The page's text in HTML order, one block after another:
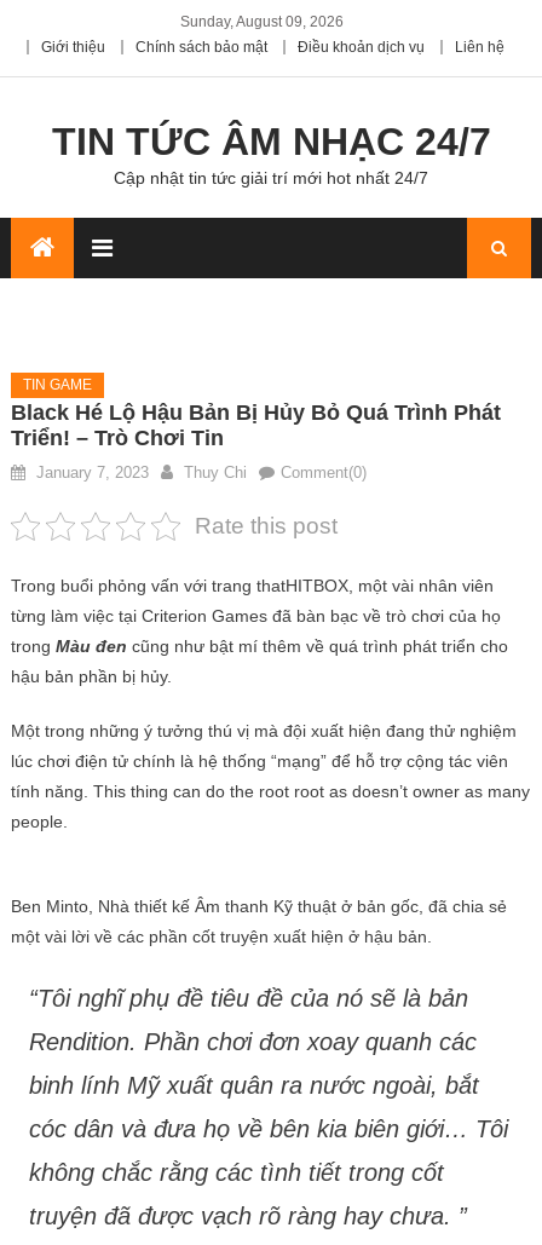
Sunday, August 09, 2026
Giới thiệu
Chính sách bảo mật Điều khoản dịch vụ Liên hệ
TIN TỨC ÂM NHẠC 24/7
Cập nhật tin tức giải trí mới hot nhất 24/7
TIN GAME
Black Hé Lộ Hậu Bản Bị Hủy Bỏ Quá Trình Phát
Triển! – Trò Chơi Tin
January 7, 2023 Thuy Chi Comment(0)
Rate this post
Trong buổi phỏng vấn với trang thatHITBOX, một vài nhân viên
từng làm việc tại Criterion Games đã bàn bạc về trò chơi của họ
trong Màu đen cũng như bật mí thêm về quá trình phát triển cho
hậu bản phần bị hủy.
Một trong những ý tưởng thú vị mà đội xuất hiện đang thử nghiệm
lúc chơi điện tử chính là hệ thống “mạng” để hỗ trợ cộng tác viên
tính năng. This thing can do the root root as doesn’t owner as many
people.
Ben Minto, Nhà thiết kế Âm thanh Kỹ thuật ở bản gốc, đã chia sẻ
một vài lời về các phần cốt truyện xuất hiện ở hậu bản.
“Tôi nghĩ phụ đề tiêu đề của nó sẽ là bản
Rendition. Phần chơi đơn xoay quanh các
binh lính Mỹ xuất quân ra nước ngoài, bắt
cóc dân và đưa họ về bên kia biên giới… Tôi
không chắc rằng các tình tiết trong cốt
truyện đã được vạch rõ ràng hay chưa. ”